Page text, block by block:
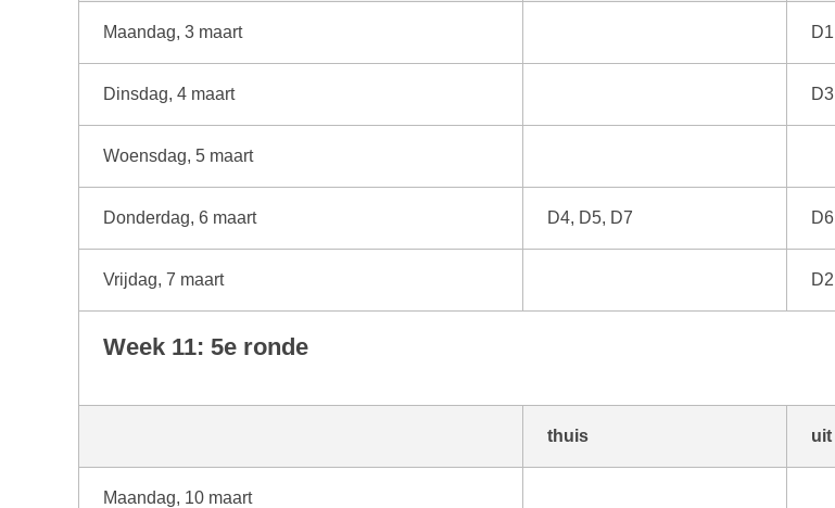
Maandag, 3 maart D1
Dinsdag, 4 maart D3
Woensdag, 5 maart
Donderdag, 6 maart D4, D5, D7 D6
Vrijdag, 7 maart D2
Week 11: 5e ronde
thuis uit
Maandag, 10 maart